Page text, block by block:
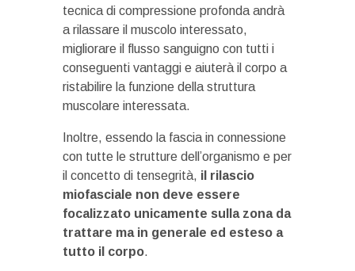
tecnica di compressione profonda andrà
a rilassare il muscolo interessato,
migliorare il flusso sanguigno con tutti i
conseguenti vantaggi e aiuterà il corpo a
ristabilire la funzione della struttura
muscolare interessata.
Inoltre, essendo la fascia in connessione
con tutte le strutture dell’organismo e per
il concetto di tensegrità, il rilascio
miofasciale non deve essere
focalizzato unicamente sulla zona da
trattare ma in generale ed esteso a
tutto il corpo.